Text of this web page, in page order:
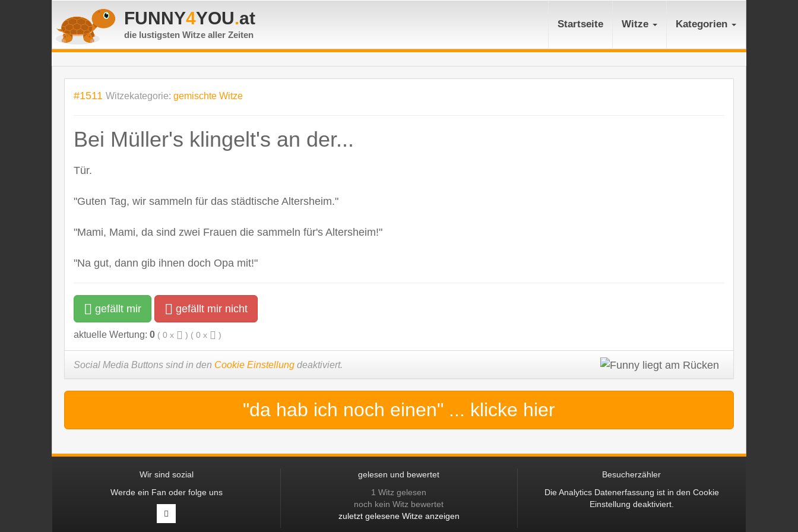
FUNNY4YOU.at
die lustigsten Witze aller Zeiten
Startseite Witze Kategorien
#1511 Witzekategorie: gemischte Witze
Bei Müller's klingelt's an der...
Tür.
"Guten Tag, wir sammeln für das städtische Altersheim."
"Mami, Mami, da sind zwei Frauen die sammeln für's Altersheim!"
"Na gut, dann gib ihnen doch Opa mit!"
gefällt mir gefällt mir nicht
aktuelle Wertung: 0 ( 0 x ) ( 0 x )
Social Media Buttons sind in den Cookie Einstellung deaktiviert.
"da hab ich noch einen" ... klicke hier
Wir sind sozial
Werde ein Fan oder folge uns
gelesen und bewertet
1 Witz gelesen
noch kein Witz bewertet
zuletzt gelesene Witze anzeigen
Besucherzähler
Die Analytics Datenerfassung ist in den Cookie
Einstellung deaktiviert.